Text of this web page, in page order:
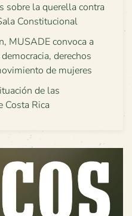
sobre la querella contra
Constitucional
MUSADE convoca a
derechos
de mujeres
de las
Costa Rica